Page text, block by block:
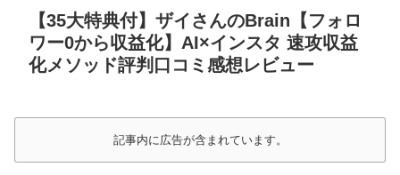
【35大特典付】ザイさんのBrain【フォロ
ワー0から収益化】AI×インスタ 速攻収益
化メソッド評判口コミ感想レビュー
記事内に広告が含まれています。